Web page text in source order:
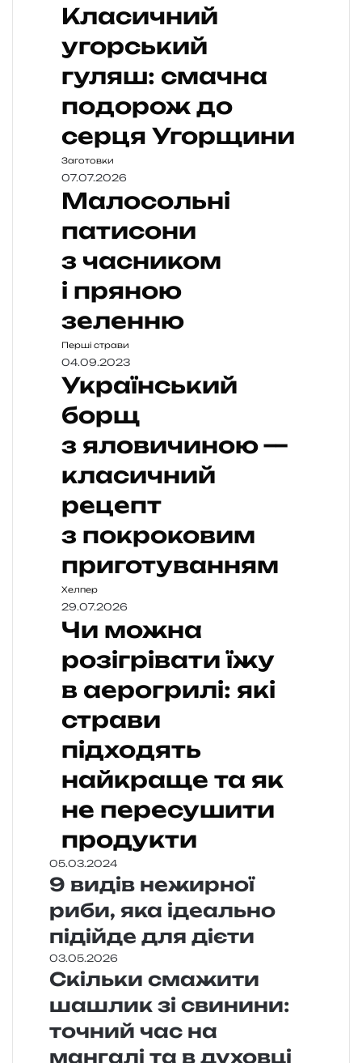
Класичний
угорський
гуляш: смачна
подорож до
серця Угорщини
Заготовки
07.07.2026
Малосольні
патисони
з часником
і пряною
зеленню
Перші страви
04.09.2023
Український
борщ
з яловичиною —
класичний
рецепт
з покроковим
приготуванням
Хелпер
29.07.2026
Чи можна
розігрівати їжу
в аерогрилі: які
страви
підходять
найкраще та як
не пересушити
продукти
05.03.2024
9 видів нежирної
риби, яка ідеально
підійде для дієти
03.05.2026
Скільки смажити
шашлик зі свинини:
точний час на
мангалі та в духовці